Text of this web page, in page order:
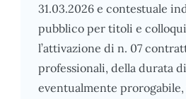
31.03.2026 e contestuale
pubblico per titoli e
l’attivazione di n. 07
professionali, della durata
eventualmente prorogabile,